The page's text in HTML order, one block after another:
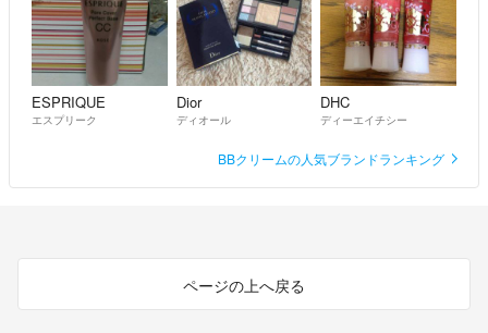
ESPRIQUE
エスプリーク
Dior
ディオール
DHC
ディーエイチシー
BBクリームの人気ブランドランキング
ページの上へ戻る